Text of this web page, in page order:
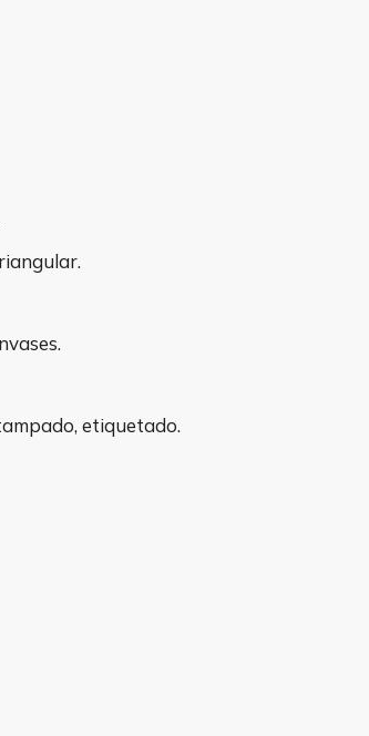
etiquetado.